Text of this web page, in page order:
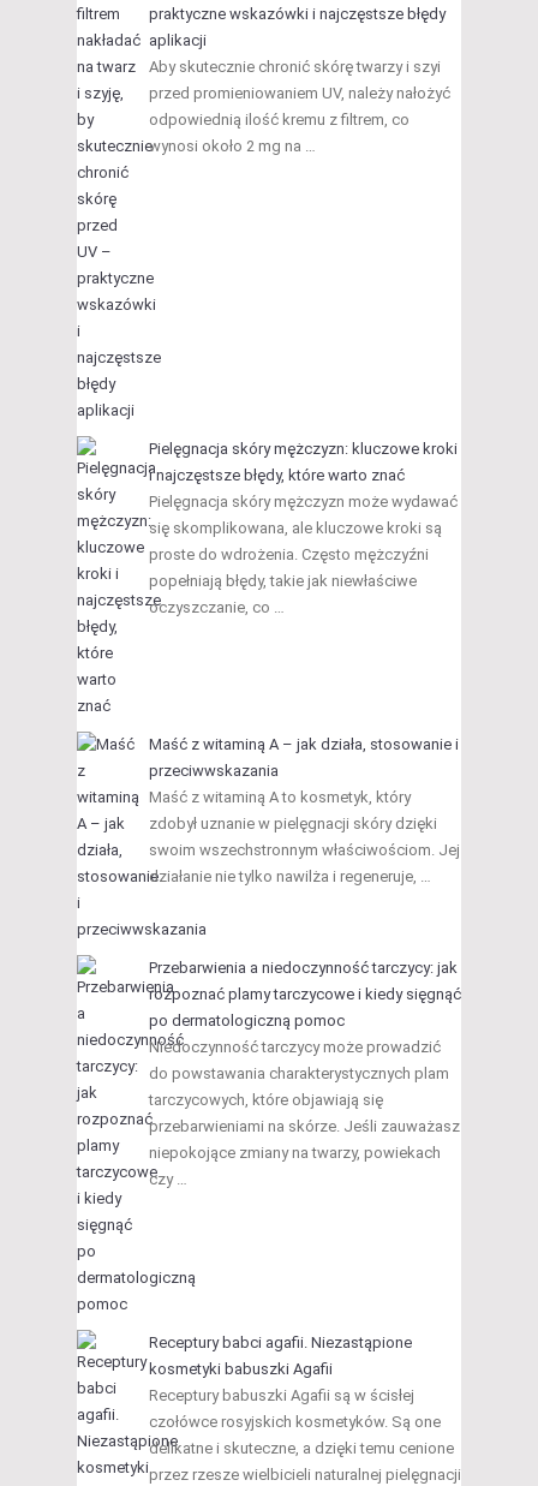
praktyczne wskazówki i najczęstsze błędy
aplikacji
Aby skutecznie chronić skórę twarzy i szyi
przed promieniowaniem UV, należy nałożyć
odpowiednią ilość kremu z filtrem, co
wynosi około 2 mg na …
Pielęgnacja skóry mężczyzn: kluczowe kroki
i najczęstsze błędy, które warto znać
Pielęgnacja skóry mężczyzn może wydawać
się skomplikowana, ale kluczowe kroki są
proste do wdrożenia. Często mężczyźni
popełniają błędy, takie jak niewłaściwe
oczyszczanie, co …
Maść z witaminą A – jak działa, stosowanie i
przeciwwskazania
Maść z witaminą A to kosmetyk, który
zdobył uznanie w pielęgnacji skóry dzięki
swoim wszechstronnym właściwościom. Jej
działanie nie tylko nawilża i regeneruje, …
Przebarwienia a niedoczynność tarczycy: jak
rozpoznać plamy tarczycowe i kiedy sięgnąć
po dermatologiczną pomoc
Niedoczynność tarczycy może prowadzić
do powstawania charakterystycznych plam
tarczycowych, które objawiają się
przebarwieniami na skórze. Jeśli zauważasz
niepokojące zmiany na twarzy, powiekach
czy …
Receptury babci agafii. Niezastąpione
kosmetyki babuszki Agafii
Receptury babuszki Agafii są w ścisłej
czołówce rosyjskich kosmetyków. Są one
delikatne i skuteczne, a dzięki temu cenione
przez rzesze wielbicieli naturalnej pielęgnacji